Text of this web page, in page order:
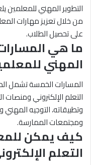
التطوير المهني
من خلال تعزيز مهارات
على تحصيل الطلاب.
ما هي
المهني
المسارات الخمسة تشمل
التعلم الإلكتروني ومنصات
وتطبيقاته، التوجيه المهني
ومجتمعات الممارسة.
كيف يمكن
التعلم